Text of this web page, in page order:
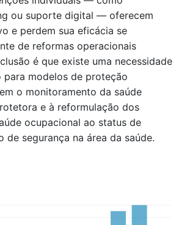
ou suporte digital — oferecem
e perdem sua eficácia se
de reformas operacionais
é que existe uma necessidade
para modelos de proteção
o monitoramento da saúde
e à reformulação dos
ocupacional ao status de
de segurança na área da saúde.